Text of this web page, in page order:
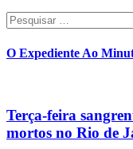
Pesquisar
por:
O Expediente Ao
Terça-feira
mortos no Rio de